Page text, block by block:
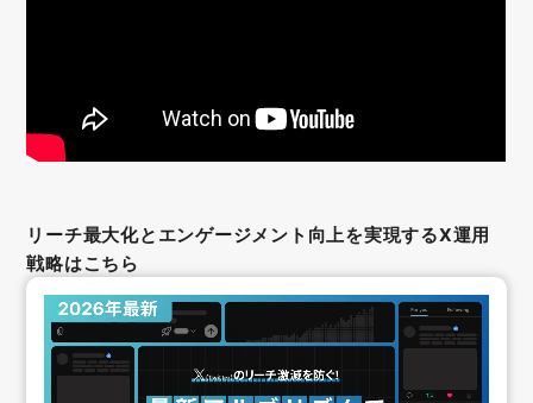
リーチ最大化とエンゲージメント向上を実現するX運用
戦略はこちら